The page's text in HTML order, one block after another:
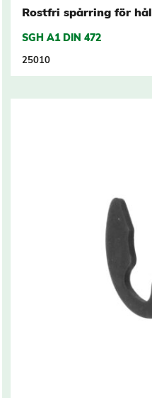
Rostfri spårring för hål
SGH A1 DIN 472
25010